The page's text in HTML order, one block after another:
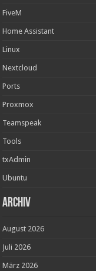
FiveM
Home Assistant
Linux
Nextcloud
Ports
Proxmox
Teamspeak
Tools
txAdmin
Ubuntu
Archiv
August 2026
Juli 2026
März 2026